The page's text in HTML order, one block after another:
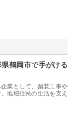
鶴岡市で手がける
業として、舗装工事や
地域住民の生活を支え